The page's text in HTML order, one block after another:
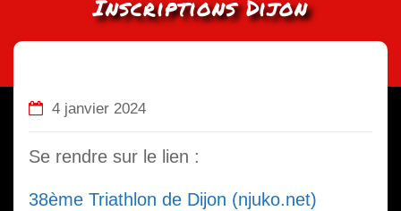
Inscriptions Dijon
4 janvier 2024
Se rendre sur le lien :
38ème Triathlon de Dijon (njuko.net)